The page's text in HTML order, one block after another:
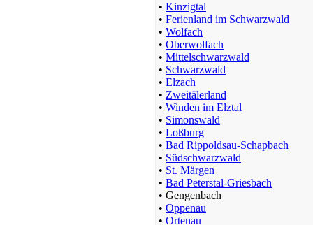
sonstige ländliche Unterkunft
St. Märgen
ab 80 EUR/Tag
• Kinzigtal
• Ferienland im Schwarzwald
• Wolfach
• Oberwolfach
• Mittelschwarzwald
• Schwarzwald
• Elzach
• Zweitälerland
• Winden im Elztal
• Simonswald
• Loßburg
• Bad Rippoldsau-Schapbach
• Südschwarzwald
• St. Märgen
• Bad Peterstal-Griesbach
• Gengenbach
• Oppenau
• Ortenau